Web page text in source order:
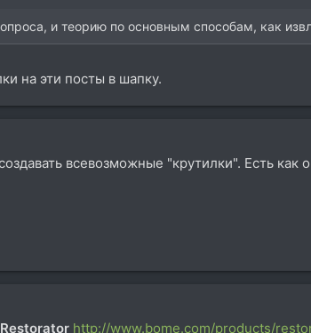
и теорию по основным способам, как
на эти посты в шапку.
всевозможные "крутилки". Есть как
Restorator http://www.bome.com/products/